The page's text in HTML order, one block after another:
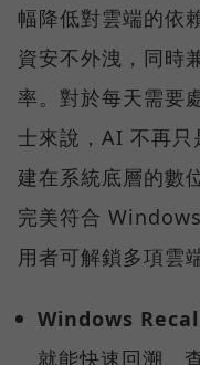
幅降低對雲端的依
資安不外洩，同時
率。對於每天需要
士來說，AI 不再只
建在系統底層的
完美符合
用者可解鎖多項雲
Windows Recal
就能快速回溯、